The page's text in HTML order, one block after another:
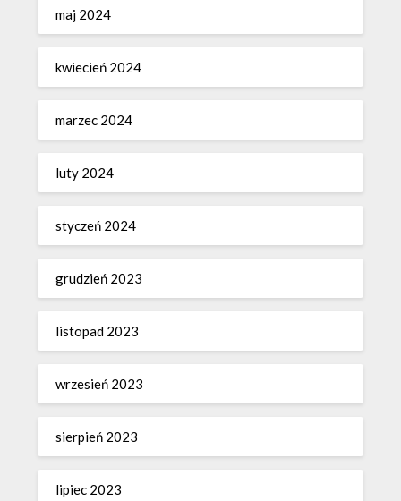
maj 2024
kwiecień 2024
marzec 2024
luty 2024
styczeń 2024
grudzień 2023
listopad 2023
wrzesień 2023
sierpień 2023
lipiec 2023